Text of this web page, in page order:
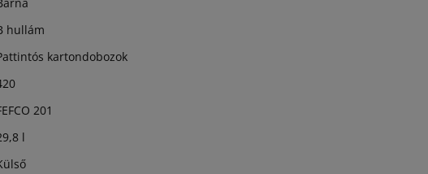
hullám
kartondobozok
201
l